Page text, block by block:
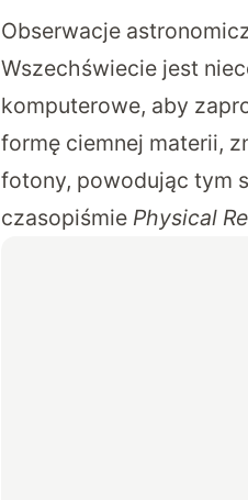
Obserwacje
Wszechświecie jest
komputerowe, aby
formę ciemnej materii,
fotony, powodując tym
czasopiśmie Physical